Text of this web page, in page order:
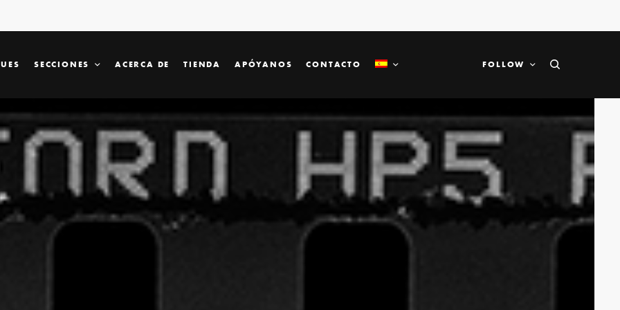
SECCIONES ACERCA DE TIENDA APÓYANOS CONTACTO FOLLOW